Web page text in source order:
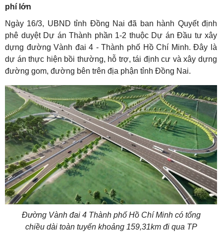
phí lớn
Ngày 16/3, UBND tỉnh Đồng Nai đã ban hành Quyết định
phê duyệt Dự án Thành phần 1-2 thuộc Dự án Đầu tư xây
dựng đường Vành đai 4 - Thành phố Hồ Chí Minh. Đây là
dự án thực hiện bồi thường, hỗ trợ, tái định cư và xây dựng
đường gom, đường bên trên địa phận tỉnh Đồng Nai.
Đường Vành đai 4 Thành phố Hồ Chí Minh có tổng
chiều dài toàn tuyến khoảng 159,31km đi qua TP